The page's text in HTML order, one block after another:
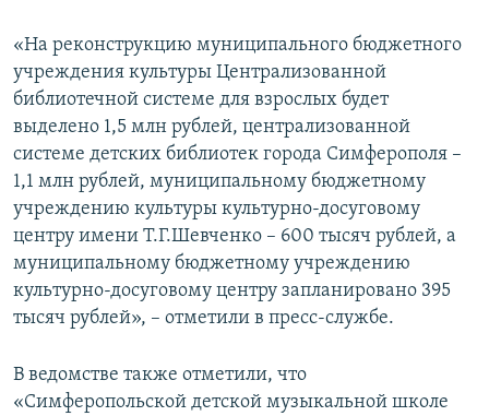
КРЫМ.НЕПОКОРЕННЫЙ
ELIFBE
УКРАИНСКАЯ ПРОБЛЕМА КРЫМА
Все сайты RFE/RL
«На реконструкцию муниципального бюджетного
учреждения культуры Централизованной
библиотечной системе для взрослых будет
выделено 1,5 млн рублей, централизованной
системе детских библиотек города Симферополя –
1,1 млн рублей, муниципальному бюджетному
учреждению культуры культурно-досуговому
центру имени Т.Г.Шевченко – 600 тысяч рублей, а
муниципальному бюджетному учреждению
культурно-досуговому центру запланировано 395
тысяч рублей», – отметили в пресс-службе.
В ведомстве также отметили, что
«Симферопольской детской музыкальной школе